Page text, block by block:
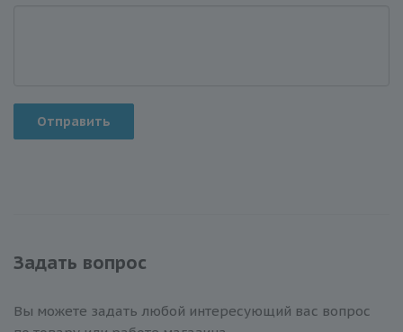
Отправить
Задать вопрос
Вы можете задать любой интересующий вас вопрос